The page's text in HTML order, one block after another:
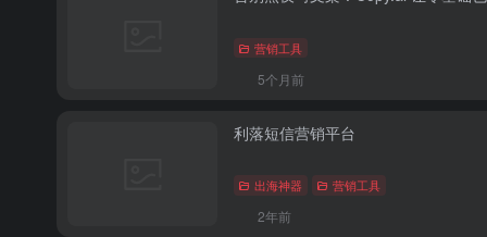
营销工具
5个月前
利落短信营销平台
出海神器 营销工具
2年前